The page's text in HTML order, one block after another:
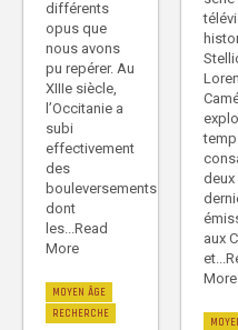
différents
opus que
nous avons
pu repérer. Au
XIIIe siècle,
l’Occitanie a
subi
effectivement
des
bouleversements
dont
les...Read
More
MOYEN ÂGE
RECHERCHE
deux
aux
More